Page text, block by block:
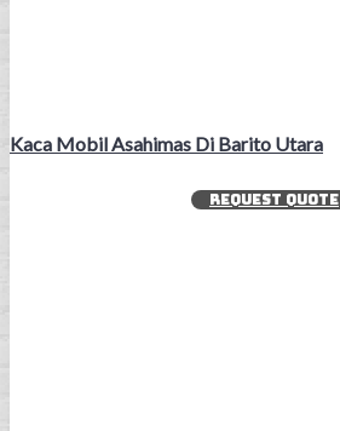
Kaca Mobil Asahimas Di Barito Utara
REQUEST QUOTE